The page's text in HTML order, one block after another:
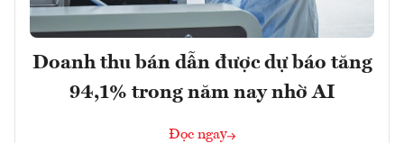
Doanh thu bán dẫn được dự báo tăng
94,1% trong năm nay nhờ AI
Đọc ngay